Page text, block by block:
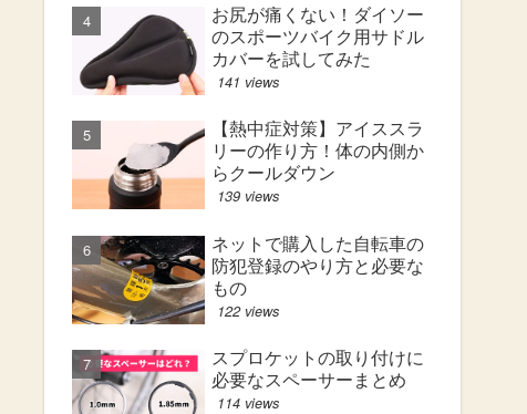
お尻が痛くない！ダイソー
のスポーツバイク用サドル
カバーを試してみた
141 views
【熱中症対策】アイススラ
リーの作り方！体の内側か
らクールダウン
139 views
ネットで購入した自転車の
防犯登録のやり方と必要な
もの
122 views
スプロケットの取り付けに
必要なスペーサーまとめ
114 views